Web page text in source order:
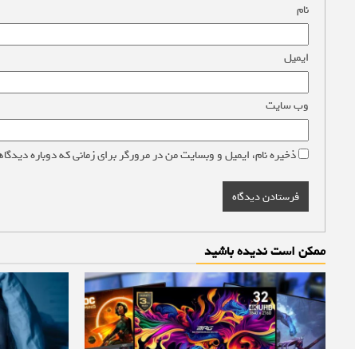
نام
ایمیل
وب‌ سایت
ذخیره نام، ایمیل و وبسایت من در مرورگر برای زمانی که دوباره
ممکن است ندیده باشید